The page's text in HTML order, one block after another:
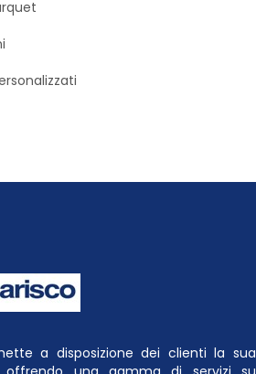
a disposizione dei clienti la sua